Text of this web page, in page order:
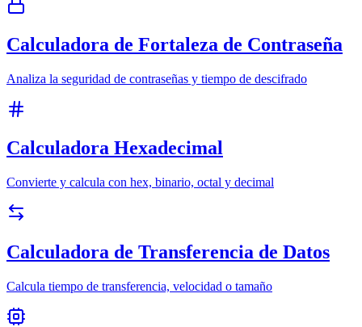
Calculadora de Fortaleza de Contraseña
Analiza la seguridad de contraseñas y tiempo de descifrado
Calculadora Hexadecimal
Convierte y calcula con hex, binario, octal y decimal
Calculadora de Transferencia de Datos
Calcula tiempo de transferencia, velocidad o tamaño